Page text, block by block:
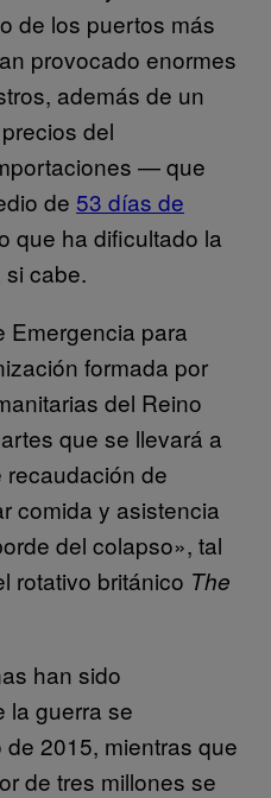
de los puertos más
provocado enormes
además de un
del
— que
de 53 días de
que ha dificultado la
cabe.
Emergencia para
formada por
del Reino
que se llevará a
de
comida y asistencia
del colapso», tal
rotativo británico The
han sido
la guerra se
2015, mientras que
de tres millones se